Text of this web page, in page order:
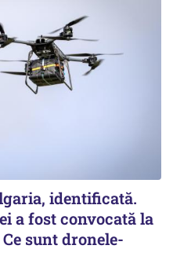
identificată.
a fost convocată la
sunt dronele-